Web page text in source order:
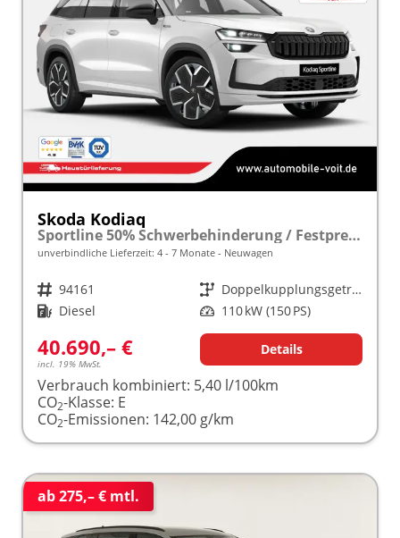
Skoda Kodiaq
Sportline 50% Schwerbehinderung / Festpreisgarantie* Modelljahr 2.0 TDI 150 PS DSG "Sonderangebot bei Schwerbehinderung" frei konfigurierbar!
unverbindliche Lieferzeit: 4 - 7 Monate Neuwagen
Fahrzeugnr. 94161 Getriebe
Doppelkupplungsgetriebe (DSG)
Kraftstoff Diesel Leistung 110 kW (150 PS)
40.690,– €
incl. 19% MwSt.
Details
Verbrauch kombiniert: 5,40 l/100km
CO2-Klasse: E
CO2-Emissionen: 142,00 g/km
ab 275,– € mtl.